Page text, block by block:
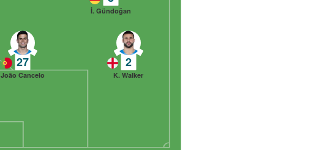
27
João Cancelo
2
K. Walker
İ. Gündoğan